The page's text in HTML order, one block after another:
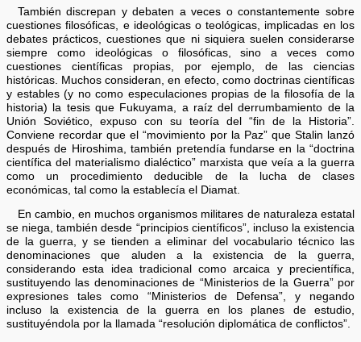
También discrepan y debaten a veces o constantemente sobre
cuestiones filosóficas, e ideológicas o teológicas, implicadas en los
debates prácticos, cuestiones que ni siquiera suelen considerarse
siempre como ideológicas o filosóficas, sino a veces como
cuestiones científicas propias, por ejemplo, de las ciencias
históricas. Muchos consideran, en efecto, como doctrinas científicas
y estables (y no como especulaciones propias de la filosofía de la
historia) la tesis que Fukuyama, a raíz del derrumbamiento de la
Unión Soviético, expuso con su teoría del “fin de la Historia”.
Conviene recordar que el “movimiento por la Paz” que Stalin lanzó
después de Hiroshima, también pretendía fundarse en la “doctrina
científica del materialismo dialéctico” marxista que veía a la guerra
como un procedimiento deducible de la lucha de clases
económicas, tal como la establecía el Diamat.
En cambio, en muchos organismos militares de naturaleza estatal
se niega, también desde “principios científicos”, incluso la existencia
de la guerra, y se tienden a eliminar del vocabulario técnico las
denominaciones que aluden a la existencia de la guerra,
considerando esta idea tradicional como arcaica y precientífica,
sustituyendo las denominaciones de “Ministerios de la Guerra” por
expresiones tales como “Ministerios de Defensa”, y negando
incluso la existencia de la guerra en los planes de estudio,
sustituyéndola por la llamada “resolución diplomática de conflictos”.